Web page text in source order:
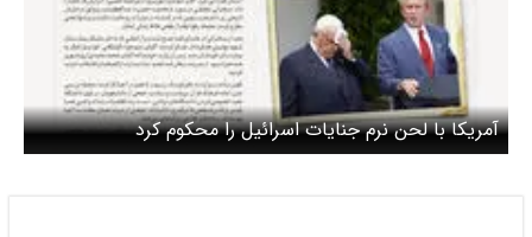
آمریکا با لحن نرم جنایات اسرائیل را محکوم کرد